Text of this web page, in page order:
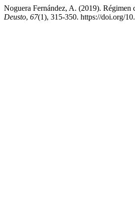
Noguera Fernández, A. (2019).
Deusto, 67(1), 315-350. https://doi.org/